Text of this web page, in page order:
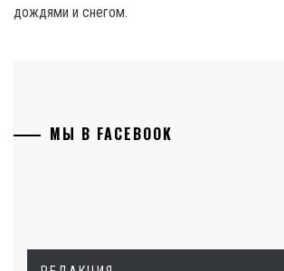
дождями и снегом.
МЫ В FACEBOOK